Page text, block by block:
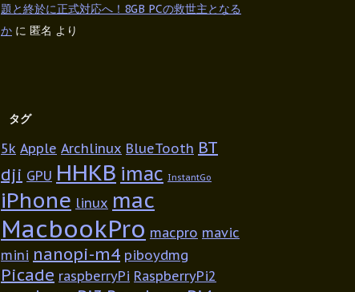
題と終於に正式対応へ！8GB PCの救世主となる
か に 匿名 より
タグ
5k Apple Archlinux BlueTooth BT
dji GPU HHKB imac InstantGo
iPhone linux mac
MacbookPro macpro mavic
mini nanopi-m4 piboydmg
Picade raspberryPi RaspberryPi2